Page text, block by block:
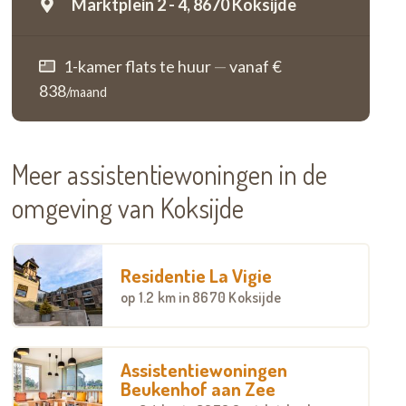
Marktplein 2 - 4,8670 Koksijde
1-kamer flats te huur—vanaf €
838/maand
Meer assistentiewoningen in de
omgeving van Koksijde
Residentie La Vigie
op 1.2 km in 8670 Koksijde
Assistentiewoningen
Beukenhof aan Zee